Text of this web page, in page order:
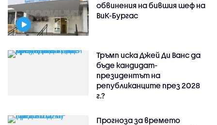
обвинения на бившия шеф на
ВиК-Бургас
Тръмп иска Джей Ди Ванс да
бъде кандидат-
президентът на
републиканците през 2028
г.?
Прогноза за времето